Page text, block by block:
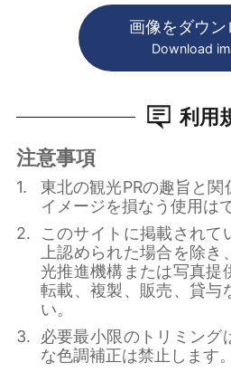
画像をダウン
Download
利用
注意事項
東北の観光PRの趣旨と
イメージを損なう使用は
このサイトに掲載されて
上認められた場合を除き
光推進機構または写真提
転載、複製、販売、貸与
い。
必要最小限のトリミング
な色調補正は禁止します。